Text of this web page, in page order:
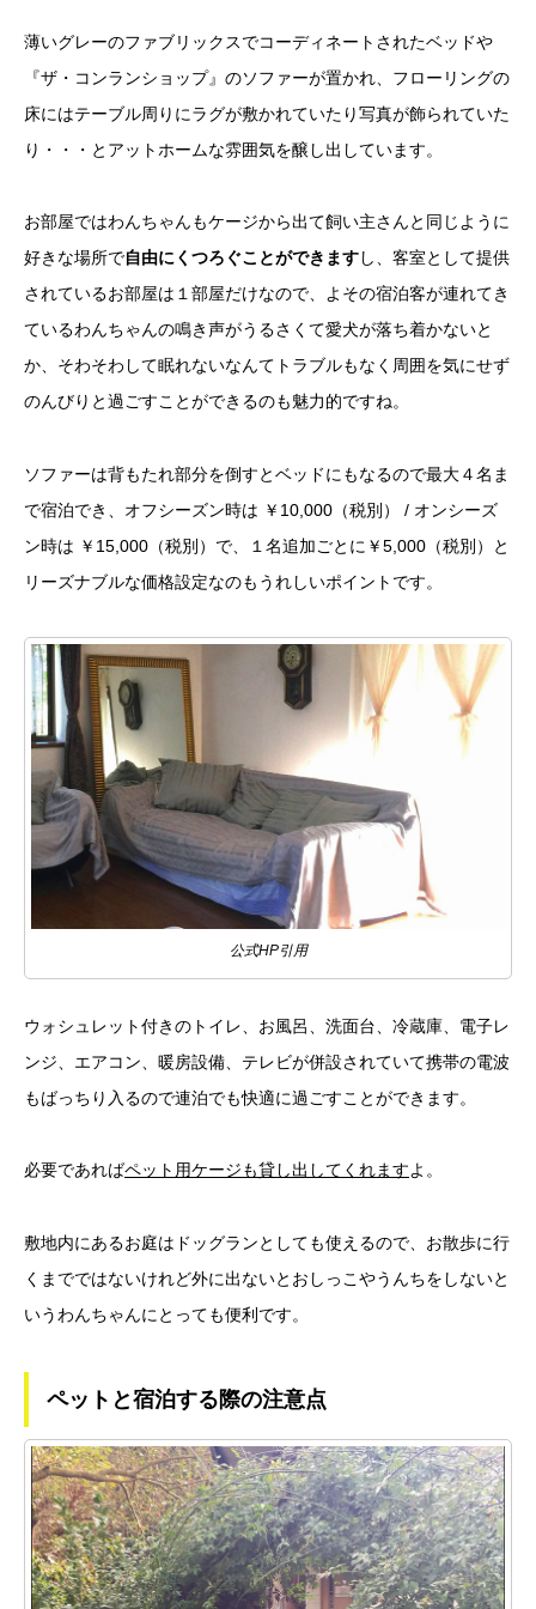
薄いグレーのファブリックスでコーディネートされたベッドや
『ザ・コンランショップ』のソファーが置かれ、フローリングの
床にはテーブル周りにラグが敷かれていたり写真が飾られていた
り・・・とアットホームな雰囲気を醸し出しています。
お部屋ではわんちゃんもケージから出て飼い主さんと同じように
好きな場所で自由にくつろぐことができますし、客室として提供
されているお部屋は１部屋だけなので、よその宿泊客が連れてき
ているわんちゃんの鳴き声がうるさくて愛犬が落ち着かないと
か、そわそわして眠れないなんてトラブルもなく周囲を気にせず
のんびりと過ごすことができるのも魅力的ですね。
ソファーは背もたれ部分を倒すとベッドにもなるので最大４名ま
で宿泊でき、オフシーズン時は ￥10,000（税別） / オンシーズ
ン時は ￥15,000（税別）で、１名追加ごとに￥5,000（税別）と
リーズナブルな価格設定なのもうれしいポイントです。
公式HP引用
ウォシュレット付きのトイレ、お風呂、洗面台、冷蔵庫、電子レ
ンジ、エアコン、暖房設備、テレビが併設されていて携帯の電波
もばっちり入るので連泊でも快適に過ごすことができます。
必要であればペット用ケージも貸し出してくれますよ。
敷地内にあるお庭はドッグランとしても使えるので、お散歩に行
くまでではないけれど外に出ないとおしっこやうんちをしないと
いうわんちゃんにとっても便利です。
ペットと宿泊する際の注意点